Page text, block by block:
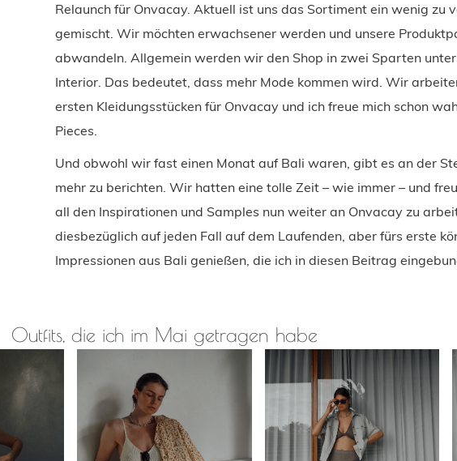
Relaunch für Onvacay. Aktuell ist uns das Sortiment ein wenig zu
gemischt. Wir möchten erwachsener werden und unsere
abwandeln. Allgemein werden wir den Shop in zwei Sparten
Interior. Das bedeutet, dass mehr Mode kommen wird. Wir
ersten Kleidungsstücken für Onvacay und ich freue mich schon
Pieces.
Und obwohl wir fast einen Monat auf Bali waren, gibt es an der
mehr zu berichten. Wir hatten eine tolle Zeit – wie immer – und
all den Inspirationen und Samples nun weiter an Onvacay zu
diesbezüglich auf jeden Fall auf dem Laufenden, aber fürs erste
Impressionen aus Bali genießen, die ich in diesen Beitrag
Outfits, die ich im Mai getragen habe